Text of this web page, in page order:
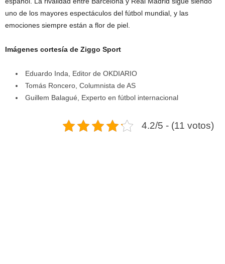
uno de los mayores espectáculos del fútbol mundial, y las
emociones siempre están a flor de piel.
Imágenes cortesía de Ziggo Sport
Eduardo Inda, Editor de OKDIARIO
Tomás Roncero, Columnista de AS
Guillem Balagué, Experto en fútbol internacional
4.2/5 - (11 votos)